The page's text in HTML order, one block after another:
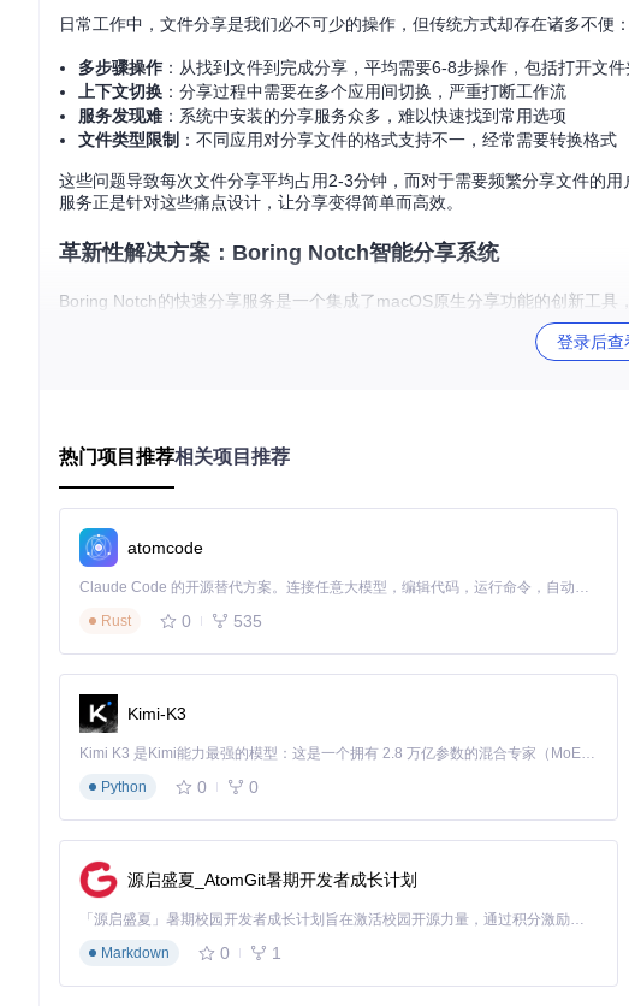
日常工作中，文件分享是我们必不可少的操作，但传统方式却存在诸多不便：
多步骤操作 ：从找到文件到完成分享，平均需要6-8步操作，包括打开文
上下文切换 ：分享过程中需要在多个应用间切换，严重打断工作流
服务发现难：系统中安装的分享服务众多，难以快速找到常用选项
文件类型限制 ：不同应用对分享文件的格式支持不一，经常需要转换格式
这些问题导致每次文件分享平均占用2-3分钟，而对于需要频繁分享文件的
服务正是针对这些痛点设计，让分享变得简单而高效。
革新性解决方案：Boring Notch智能分享系统
Boring Notch的快速分享服务是一个集成了macOS原生分享功能的创新工
享。这一设计不仅节省了屏幕空间，更将分享功能置于你的指尖可及之处。
![Boring Notch应用图标](https://raw.gitcode.com/gh_mirrors/bor/
该服务基于macOS的原生分享架构，通过智能服务发现和文件处理机制，
ces/QuickShareService.swift]
Boring Notch会自动扫描并组织系统中可用的分享服务，包括AirDrop、邮
顶，同时确保AirDrop始终处于优先位置，让你能第一时间使用最便捷的分享
功能亮点：动态服务排序和智能推荐机制，根据使用频率和文件类型自动调
操作演示 ：
将文件拖拽到刘海区域
选择目标服务完成分享
无缝拖拽分享：最直观的文件分享方式
Boring Notch的拖拽分享功能彻底简化了文件分享流程。只需将文件直接拖
需打开额外窗口或菜单。
功能亮点：支持多文件同时拖拽和智能文件类型识别，自动选择合适的分享
实际价值：将文件分享步骤从平均6步减少到2步，操作时间从分钟级缩短到秒
登录后查
热门项目推荐相关项目推荐
atomcode
Claude Code 的开源替代方案。连接任意大模型，编辑代码，运行命令，自动验证 — 全自动执行。用 Rust 构建，极致性能。 ｜ An open-source alternative to Claude Code. Connect any LLM, edit code, run commands, and verify changes — autonomously. Built in Rust for speed. Get Started
Rust
0 535
Kimi-K3
Kimi K3 是Kimi能力最强的模型：这是一个拥有 2.8 万亿参数的混合专家（MoE）模型，具备原生视觉理解能力，并支持 100 万 token 的上下文窗口。
Python
0 0
源启盛夏_AtomGit暑期开发者成长计划
「源启盛夏」暑期校园开发者成长计划旨在激活校园开源力量，通过积分激励、认证扶持、资源倾斜等形式，引导高校组织和开发者完成「入驻 — 建项目 — 做贡献 — 获认证 — 得资源」的完整闭环。无论你是想带领社团入驻平台的组织者，还是希望用代码贡献证明自己的开发者，都能在这里找到属于你的成长路径。
Markdown
0 1